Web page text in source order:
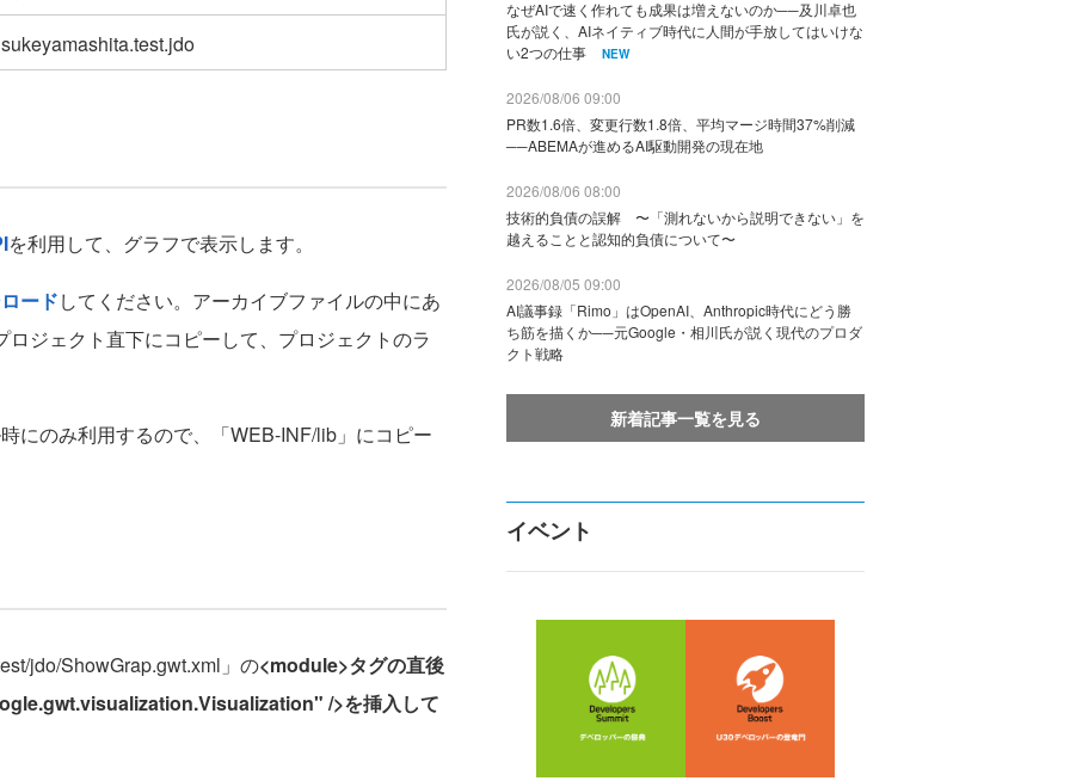
を利用して、グラフで表示します。
ードしてください。アーカイブファイルの中にあ
ジェクト直下にコピーして、プロジェクトのラ
のみ利用するので、「WEB-INF/lib」にコピー
jdo/ShowGrap.gwt.xml」の<module>タグの直後
/>を挿入して
なぜAIで速く作れても成果は増えないのか──及川卓也
氏が説く、AIネイティブ時代に人間が手放してはいけな
い2つの仕事
NEW
2026/08/06 09:00
PR数1.6倍、変更行数1.8倍、平均マージ時間37%削減
──ABEMAが進めるAI駆動開発の現在地
2026/08/06 08:00
技術的負債の誤解 〜「測れないから説明できない」を
越えることと認知的負債について〜
2026/08/05 09:00
AI議事録「Rimo」はOpenAI、Anthropic時代にどう勝
ち筋を描くか──元Google・相川氏が説く現代のプロダ
クト戦略
新着記事一覧を見る
イベント